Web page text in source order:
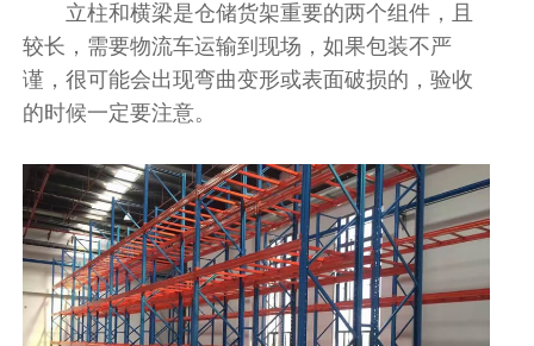
立柱和横梁是仓储货架重要的两个组件，且
较长，需要物流车运输到现场，如果包装不严
谨，很可能会出现弯曲变形或表面破损的，验收
的时候一定要注意。